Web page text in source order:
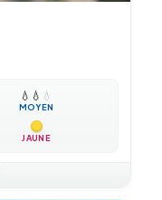
💧 💧 💧
MOYEN
JAUNE